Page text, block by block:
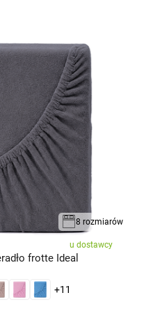
8 rozmiarów
u dostawcy
frotte Ideal
+11